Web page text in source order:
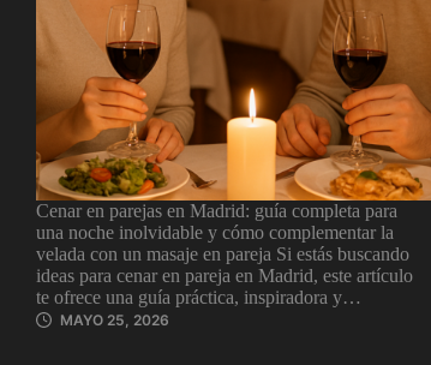
Cenar en parejas en Madrid: guía completa para
una noche inolvidable y cómo complementar la
velada con un masaje en pareja Si estás buscando
ideas para cenar en pareja en Madrid, este artículo
te ofrece una guía práctica, inspiradora y…
MAYO 25, 2026